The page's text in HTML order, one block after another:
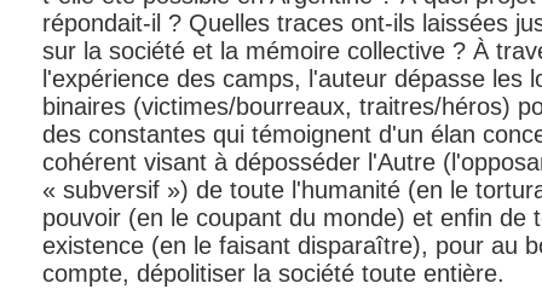
répondait-il ? Quelles traces ont-ils laissées
sur la société et la mémoire collective ? À
l'expérience des camps, l'auteur dépasse les
binaires (victimes/bourreaux, traitres/héros)
des constantes qui témoignent d'un élan
cohérent visant à déposséder l'Autre
« subversif ») de toute l'humanité (en le
pouvoir (en le coupant du monde) et enfin de
existence (en le faisant disparaître), pour au
compte, dépolitiser la société toute entière.